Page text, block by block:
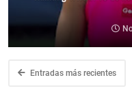
Entradas más recientes